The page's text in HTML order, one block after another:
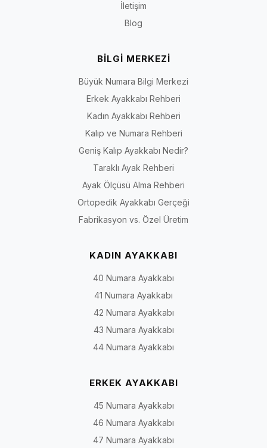
İletişim
Blog
BİLGİ MERKEZİ
Büyük Numara Bilgi Merkezi
Erkek Ayakkabı Rehberi
Kadın Ayakkabı Rehberi
Kalıp ve Numara Rehberi
Geniş Kalıp Ayakkabı Nedir?
Taraklı Ayak Rehberi
Ayak Ölçüsü Alma Rehberi
Ortopedik Ayakkabı Gerçeği
Fabrikasyon vs. Özel Üretim
KADIN AYAKKABI
40 Numara Ayakkabı
41 Numara Ayakkabı
42 Numara Ayakkabı
43 Numara Ayakkabı
44 Numara Ayakkabı
ERKEK AYAKKABI
45 Numara Ayakkabı
46 Numara Ayakkabı
47 Numara Ayakkabı